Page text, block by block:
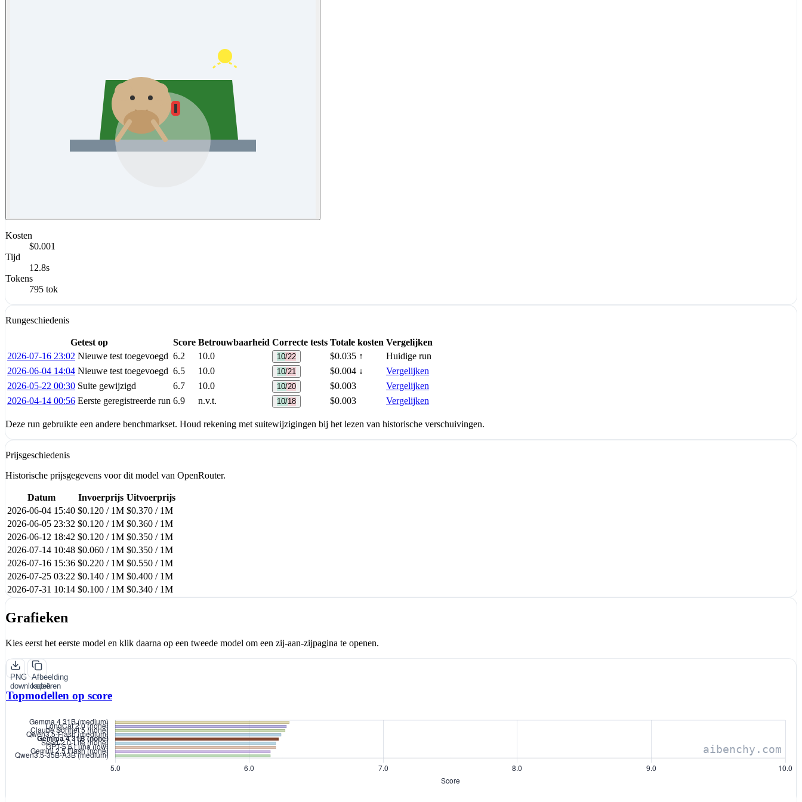
Kosten
$0.001
Tijd
12.8s
Tokens
795 tok
Rungeschiedenis
Getest op Score Betrouwbaarheid Correcte tests Totale kosten Vergelijken
2026-07-16 23:02 Nieuwe test toegevoegd 6.2 10.0 10/22 $0.035 ↑
Huidige run
2026-06-04 14:04 Nieuwe test toegevoegd 6.5 10.0 10/21 $0.004 ↓
Vergelijken
2026-05-22 00:30 Suite gewijzigd 6.7 10.0 10/20 $0.003
Vergelijken
2026-04-14 00:56 Eerste geregistreerde run 6.9 n.v.t. 10/18 $0.003 Vergelijken
Deze run gebruikte een andere benchmarkset. Houd rekening met suitewijzigingen bij het lezen van historische verschuivingen.
Prijsgeschiedenis
Historische prijsgegevens voor dit model van OpenRouter.
Datum Invoerprijs Uitvoerprijs
2026-06-04 15:40 $0.120 / 1M $0.370 / 1M
2026-06-05 23:32 $0.120 / 1M $0.360 / 1M
2026-06-12 18:42 $0.120 / 1M $0.350 / 1M
2026-07-14 10:48 $0.060 / 1M $0.350 / 1M
2026-07-16 15:36 $0.220 / 1M $0.550 / 1M
2026-07-25 03:22 $0.140 / 1M $0.400 / 1M
2026-07-31 10:14 $0.100 / 1M $0.340 / 1M
Grafieken
Kies eerst het eerste model en klik daarna op een tweede model om een zij-aan-zijpagina te openen.
PNG
downloaden
Afbeelding
kopiëren
Topmodellen op score